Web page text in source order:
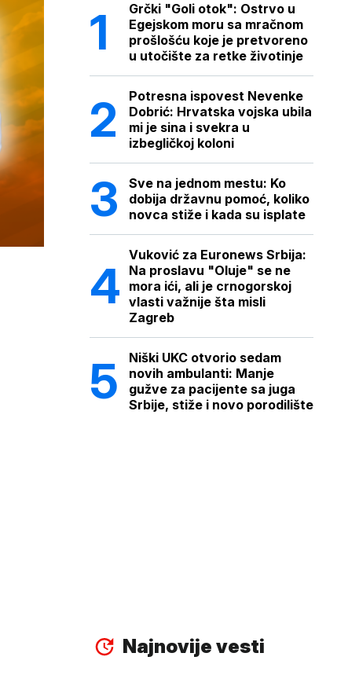
Grčki "Goli otok": Ostrvo u
Egejskom moru sa mračnom
prošlošću koje je pretvoreno
u utočište za retke životinje
Potresna ispovest Nevenke
Dobrić: Hrvatska vojska ubila
mi je sina i svekra u
izbegličkoj koloni
Sve na jednom mestu: Ko
dobija državnu pomoć, koliko
novca stiže i kada su isplate
Vuković za Euronews Srbija:
Na proslavu "Oluje" se ne
mora ići, ali je crnogorskoj
vlasti važnije šta misli
Zagreb
Niški UKC otvorio sedam
novih ambulanti: Manje
gužve za pacijente sa juga
Srbije, stiže i novo porodilište
Najnovije vesti